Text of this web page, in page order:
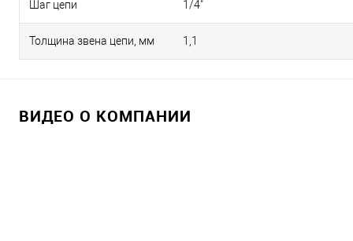
Шаг цепи 1/4"
Толщина звена цепи, мм 1,1
ВИДЕО О КОМПАНИИ